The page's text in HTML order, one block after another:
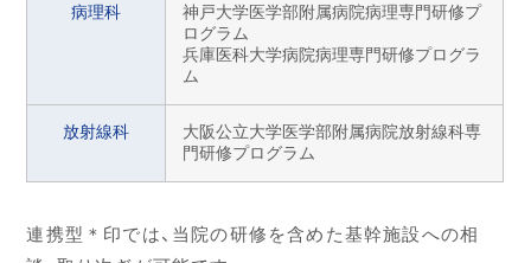
病理科
神戸大学医学部附属病院病理専門研修プ
ログラム
兵庫医科大学病院病理専門研修プログラ
ム
放射線科
大阪公立大学医学部附属病院放射線科専
門研修プログラム
連携型＊印では、当院の研修を含めた基幹施設への相